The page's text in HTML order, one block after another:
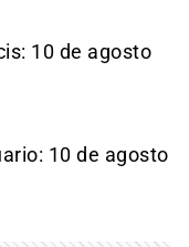
10 de agosto
10 de agosto